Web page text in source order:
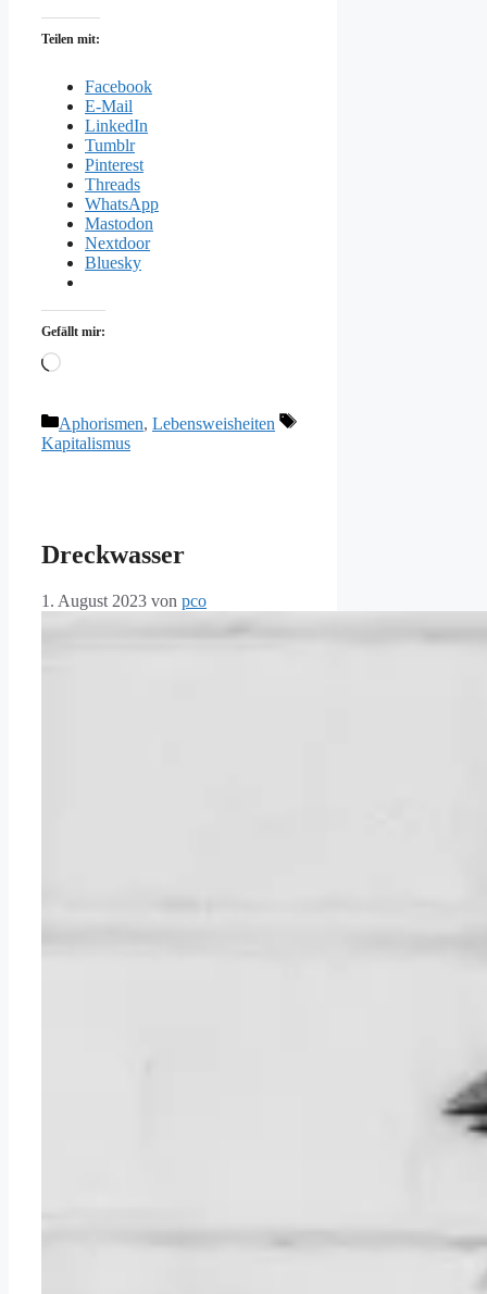
Teilen mit:
Facebook
E-Mail
LinkedIn
Tumblr
Pinterest
Threads
WhatsApp
Mastodon
Nextdoor
Bluesky
Gefällt mir:
Wird
Kategorien
Aphorismen, Lebensweisheiten
Schlagwörter
Kapitalismus
Dreckwasser
1. August 2023 von pco